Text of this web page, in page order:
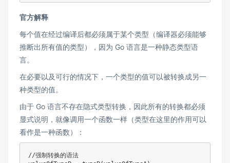
官方解释
每个值在经过编译后都必须属于某个类型（编译器必须能够
推断出所有值的类型），因为 Go 语言是一种静态类型语
言。
在必要以及可行的情况下，一个类型的值可以被转换成另一
种类型的值。
由于 Go 语言不存在隐式类型转换，因此所有的转换都必须
显式说明，就像调用一个函数一样（类型在这里的作用可以
看作是一种函数）：
//强制转换的语法